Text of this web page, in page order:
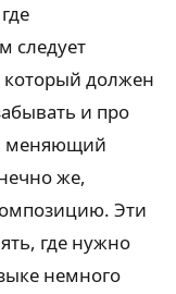
следует
должен
и про
меняющий
же,
Эти
где нужно
немного